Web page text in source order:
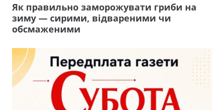
Як правильно заморожувати гриби на
зиму — сирими, відвареними чи
обсмаженими